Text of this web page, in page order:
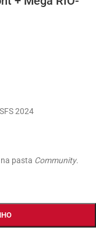
2024
na pasta Community.